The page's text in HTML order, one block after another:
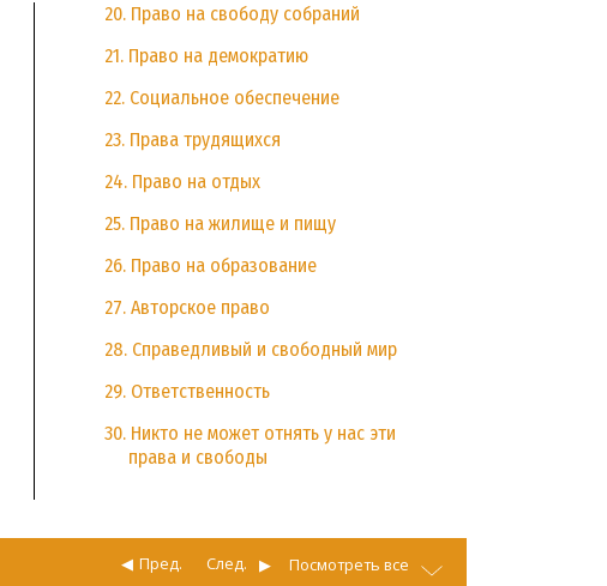
20. Право на свободу собраний
21. Право на демократию
22. Социальное обеспечение
23. Права трудящихся
24. Право на отдых
25. Право на жилище и пищу
26. Право на образование
27. Авторское право
28. Справедливый и свободный мир
29. Ответственность
30. Никто не может отнять у нас эти
права и свободы
След.
Пред. Посмотреть все